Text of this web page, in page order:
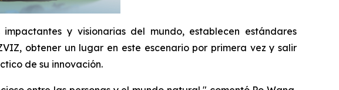
y visionarias del mundo, establecen estándares
obtener un lugar en este escenario por primera vez y salir
de su innovación.